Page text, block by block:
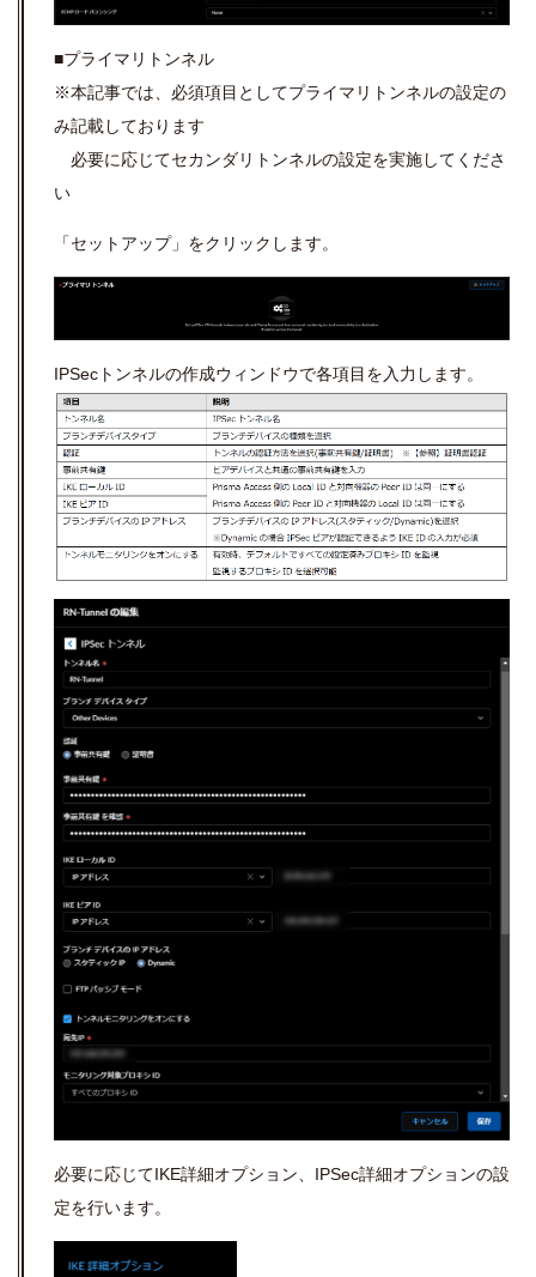
■プライマリトンネル
※本記事では、必須項目としてプライマリトンネルの設定の
み記載しております
必要に応じてセカンダリトンネルの設定を実施してくださ
い
「セットアップ」をクリックします。
IPSec トンネルの作成ウィンドウで各項目を入力します。
必要に応じてIKE詳細オプション、 IPSec詳細オプションの設
定を行います。